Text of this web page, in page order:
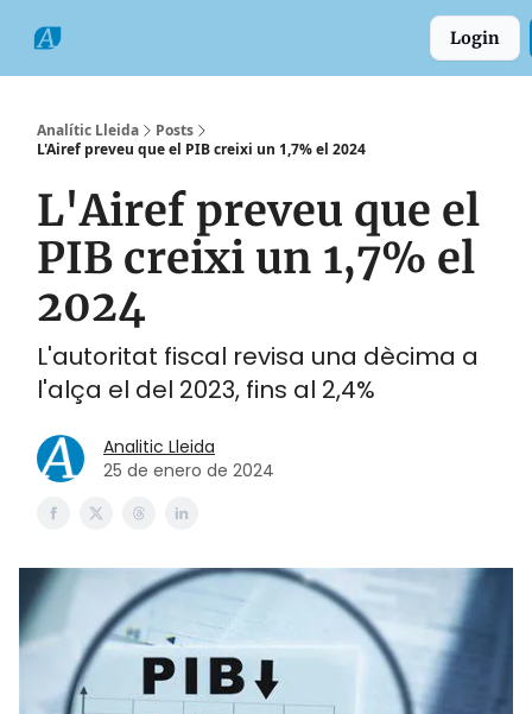
Login
Analític Lleida
Posts
L'Airef preveu que el PIB creixi un 1,7% el 2024
L'Airef preveu que el
PIB creixi un 1,7% el
2024
L'autoritat fiscal revisa una dècima a
l'alça el del 2023, fins al 2,4%
Analitic Lleida
25 de enero de 2024